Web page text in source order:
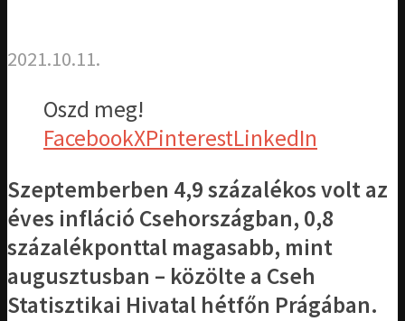
2021.10.11.
Oszd meg!
FacebookXPinterestLinkedIn
Szeptemberben 4,9 százalékos volt az
éves infláció Csehországban, 0,8
százalékponttal magasabb, mint
augusztusban – közölte a Cseh
Statisztikai Hivatal hétfőn Prágában.